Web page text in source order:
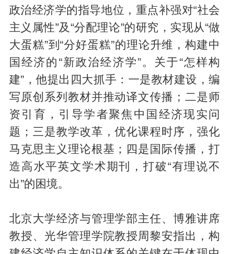
政治经济学的指导地位，重点补强对“社会
主义属性”及“分配理论”的研究，实现从“做
大蛋糕”到“分好蛋糕”的理论升维，构建中
国经济的“新政治经济学”。关于“怎样构
建”，他提出四大抓手：一是教材建设，编
写原创系列教材并推动译文传播；二是师
资引育，引导学者聚焦中国经济现实问
题；三是教学改革，优化课程时序，强化
马克思主义理论根基；四是国际传播，打
造高水平英文学术期刊，打破“有理说不
出”的困境。
北京大学经济与管理学部主任、博雅讲席
教授、光华管理学院教授周黎安指出，构